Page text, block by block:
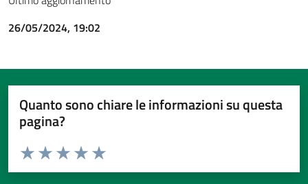
26/05/2024, 19:02
Quanto sono chiare le informazioni su questa
pagina?
Valuta da 1 a 5 stelle la pagina
Valuta 5 stelle su 5
Valuta 4 stelle su 5
Valuta 3 stelle su 5
Valuta 2 stelle su 5
Valuta 1 stelle su 5